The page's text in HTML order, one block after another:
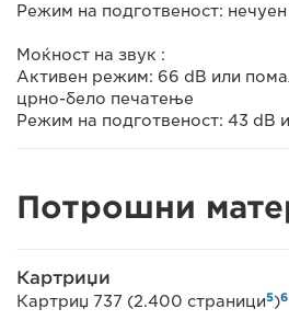
Режим на подготвеност: нечуен
Моќност на звук :
Активен режим: 66 dB или
црно-бело печатење
Режим на подготвеност: 43 dB
Потрошни
Картриџи
Картриџ 737 (2.400 страници5)6